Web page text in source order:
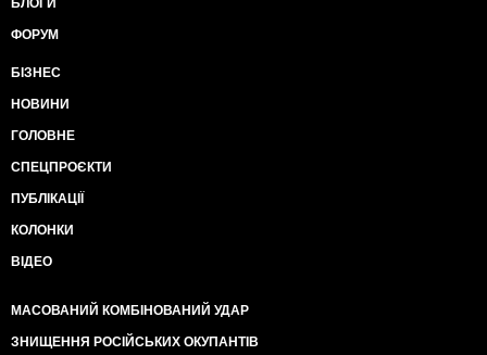
БЛОГИ
ФОРУМ
БІЗНЕС
НОВИНИ
ГОЛОВНЕ
СПЕЦПРОЄКТИ
ПУБЛІКАЦІЇ
КОЛОНКИ
ВІДЕО
МАСОВАНИЙ КОМБІНОВАНИЙ УДАР
ЗНИЩЕННЯ РОСІЙСЬКИХ ОКУПАНТІВ